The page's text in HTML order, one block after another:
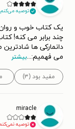
توصیه
یک کتاب خوب و
چند برابر می کنه!
دانمارکی ها
می فهمیم:...بیشتر
مفید بود (۳)
miracle
توصیه